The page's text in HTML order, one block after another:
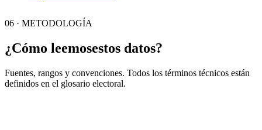
06 · METODOLOGÍA
¿Cómo leemosestos datos?
Fuentes, rangos y convenciones. Todos los términos técnicos están
definidos en el glosario electoral.